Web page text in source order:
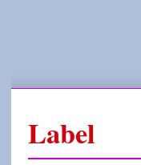
Label